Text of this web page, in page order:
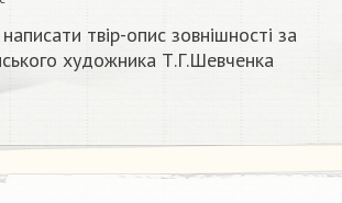
твір-опис зовнішності за
художника Т.Г.Шевченка